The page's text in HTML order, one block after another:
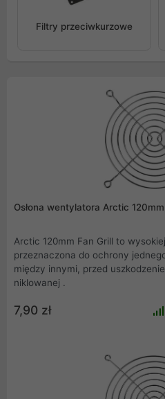
Filtry przeciwkurzowe
Osłona wentylatora Arctic
Arctic 120mm Fan Grill to
przeznaczona do ochrony
między innymi, przed
niklowanej .
7,90 zł